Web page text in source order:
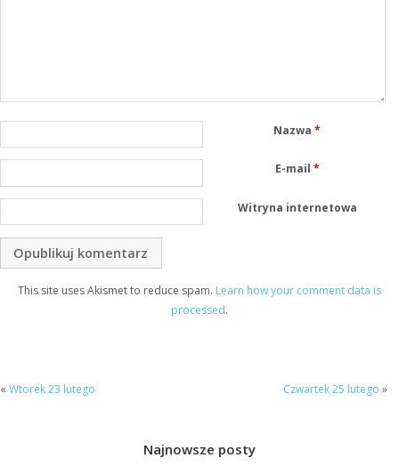
Nazwa*
E-mail *
Witryna internetowa
This site uses Akismet to reduce spam. Learn how your comment data is
processed.
« Wtorek 23 lutego Czwartek 25 lutego »
Najnowsze posty